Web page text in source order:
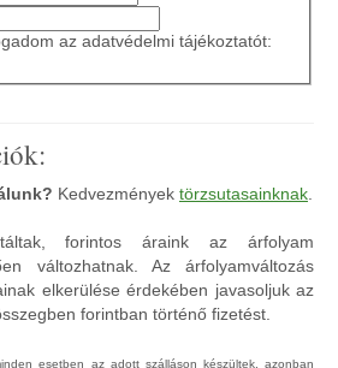
az adatvédelmi tájékoztatót:
Kedvezmények törzsutasainknak.
forintos áraink az árfolyam
változhatnak. Az árfolyamváltozás
elkerülése érdekében javasoljuk az
forintban történő fizetést.
esetben az adott szálláson készültek, azonban